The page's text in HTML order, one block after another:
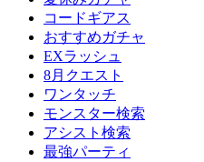
コードギアス
おすすめガチャ
EXラッシュ
8月クエスト
ワンタッチ
モンスター検索
アシスト検索
最強パーティ